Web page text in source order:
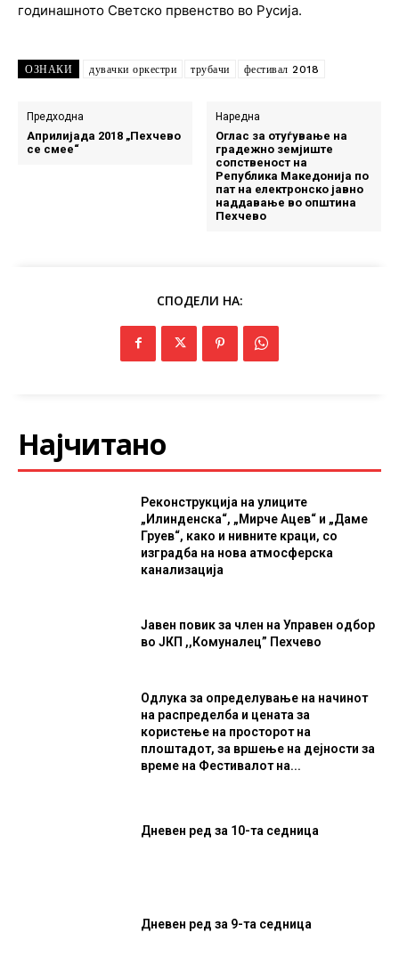
годинашното Светско првенство во Русија.
ОЗНАКИ дувачки оркестри трубачи фестивал 2018
Предходна
Априлијада 2018 „Пехчево
се смее“
Наредна
Оглас за отуѓување на
градежно земјиште
сопственост на
Република Македонија по
пат на електронско јавно
наддавање во општина
Пехчево
СПОДЕЛИ НА:
Најчитано
Реконструкција на улиците
„Илинденска“, „Мирче Ацев“ и „Даме
Груев“, како и нивните краци, со
изградба на нова атмосферска
канализација
Јавен повик за член на Управен одбор
во ЈКП ,,Комуналец” Пехчево
Одлука за определување на начинот
на распределба и цената за
користење на просторот на
плоштадот, за вршење на дејности за
време на Фестивалот на...
Дневен ред за 10-та седница
Дневен ред за 9-та седница